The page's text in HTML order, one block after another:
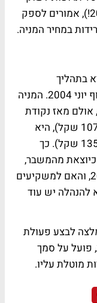
כולל של 55 מיליארד דולר עד תום 2007!), אמורים לספק
במחיר המניה.
בתהליך
התאוששות מהמשבר שפקד אותה מסוף יוני 2004. המניה
פחות מ-4 חודשים, אולם מאז נקודת
השפל של ה-17 באוקטובר 2004, (107.62 שקל), היא
הספיקה להתאושש בכ-25% עד עתה (135 שקל). כך
מהמשבר,
ונותר רק לראות איך היא תצלח את 2005, והאם למשקיעים
להנהלה יש עוד
לבצע פעולת
על סמך
מוטלת עליו.